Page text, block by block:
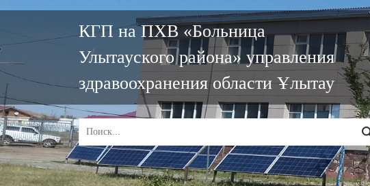
КГП на ПХВ «Больница
Улытауского района» управления
здравоохранения области Ұлытау